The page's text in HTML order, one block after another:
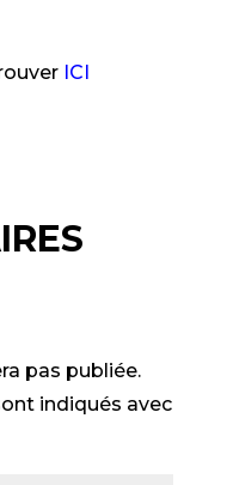
ICI
pas publiée.
indiqués avec